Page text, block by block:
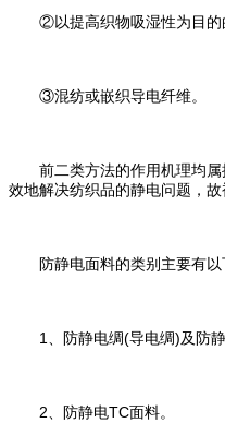
②以提高织物吸湿性为目的的
③混纺或嵌织导电纤维。
前二类方法的作用机理均属
效地解决纺织品的静电问题，
防静电面料的类别主要有以
1、防静电绸(导电绸)及防静
2、防静电TC面料。